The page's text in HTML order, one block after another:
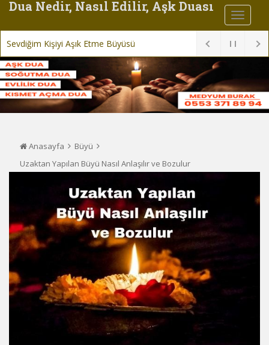
Dua Nedir, Nasıl Edilir, Aşk Duası
Sevdiğim Kişiyi Aşık Etme Büyüsü
Anasayfa
Büyü
Uzaktan Yapılan Büyü Nasıl Anlaşılır ve Bozulur